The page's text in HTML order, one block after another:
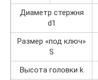
Диаметр стержня
d1
Размер «под ключ»
S
Высота головки k